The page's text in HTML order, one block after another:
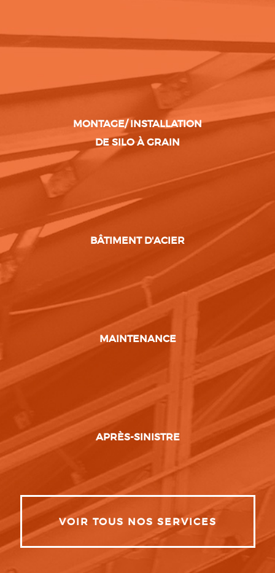
MONTAGE/ INSTALLATION
DE SILO À GRAIN
BÂTIMENT D'ACIER
MAINTENANCE
APRÈS-SINISTRE
VOIR TOUS NOS SERVICES